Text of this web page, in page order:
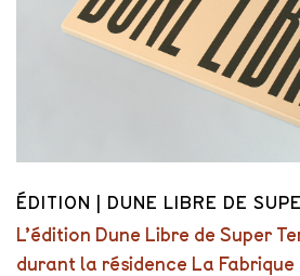
ÉDITION | DUNE LIBRE DE
L’édition Dune Libre de Super
durant la résidence La Fabrique